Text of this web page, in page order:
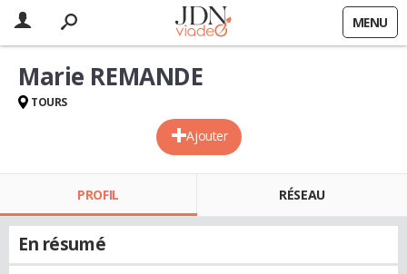
MENU
Ajouter
Marie REMANDE
TOURS
PROFIL RÉSEAU
En résumé